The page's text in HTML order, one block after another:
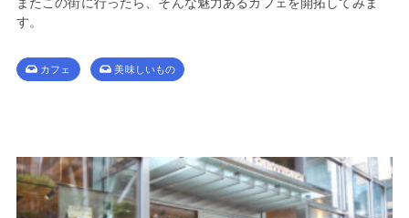
またこの街に行ったら、そんな魅力あるカフェを開拓してみま
す。
カフェ 美味しいもの